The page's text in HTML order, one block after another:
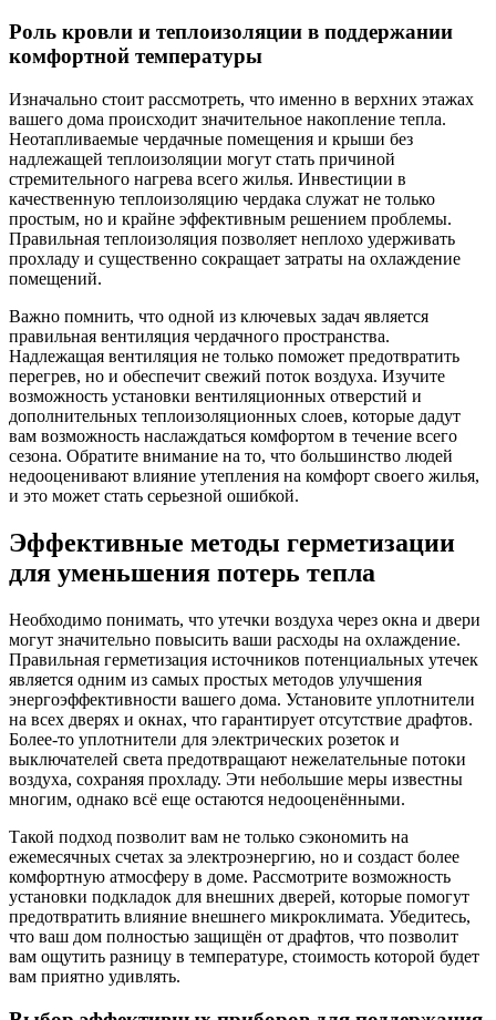
Роль кровли и теплоизоляции в поддержании
комфортной температуры
Изначально стоит рассмотреть, что именно в верхних этажах
вашего дома происходит значительное накопление тепла.
Неотапливаемые чердачные помещения и крыши без
надлежащей теплоизоляции могут стать причиной
стремительного нагрева всего жилья. Инвестиции в
качественную теплоизоляцию чердака служат не только
простым, но и крайне эффективным решением проблемы.
Правильная теплоизоляция позволяет неплохо удерживать
прохладу и существенно сокращает затраты на охлаждение
помещений.
Важно помнить, что одной из ключевых задач является
правильная вентиляция чердачного пространства.
Надлежащая вентиляция не только поможет предотвратить
перегрев, но и обеспечит свежий поток воздуха. Изучите
возможность установки вентиляционных отверстий и
дополнительных теплоизоляционных слоев, которые дадут
вам возможность наслаждаться комфортом в течение всего
сезона. Обратите внимание на то, что большинство людей
недооценивают влияние утепления на комфорт своего жилья,
и это может стать серьезной ошибкой.
Эффективные методы герметизации
для уменьшения потерь тепла
Необходимо понимать, что утечки воздуха через окна и двери
могут значительно повысить ваши расходы на охлаждение.
Правильная герметизация источников потенциальных утечек
является одним из самых простых методов улучшения
энергоэффективности вашего дома. Установите уплотнители
на всех дверях и окнах, что гарантирует отсутствие драфтов.
Более-то уплотнители для электрических розеток и
выключателей света предотвращают нежелательные потоки
воздуха, сохраняя прохладу. Эти небольшие меры известны
многим, однако всё еще остаются недооценёнными.
Такой подход позволит вам не только сэкономить на
ежемесячных счетах за электроэнергию, но и создаст более
комфортную атмосферу в доме. Рассмотрите возможность
установки подкладок для внешних дверей, которые помогут
предотвратить влияние внешнего микроклимата. Убедитесь,
что ваш дом полностью защищён от драфтов, что позволит
вам ощутить разницу в температуре, стоимость которой будет
вам приятно удивлять.